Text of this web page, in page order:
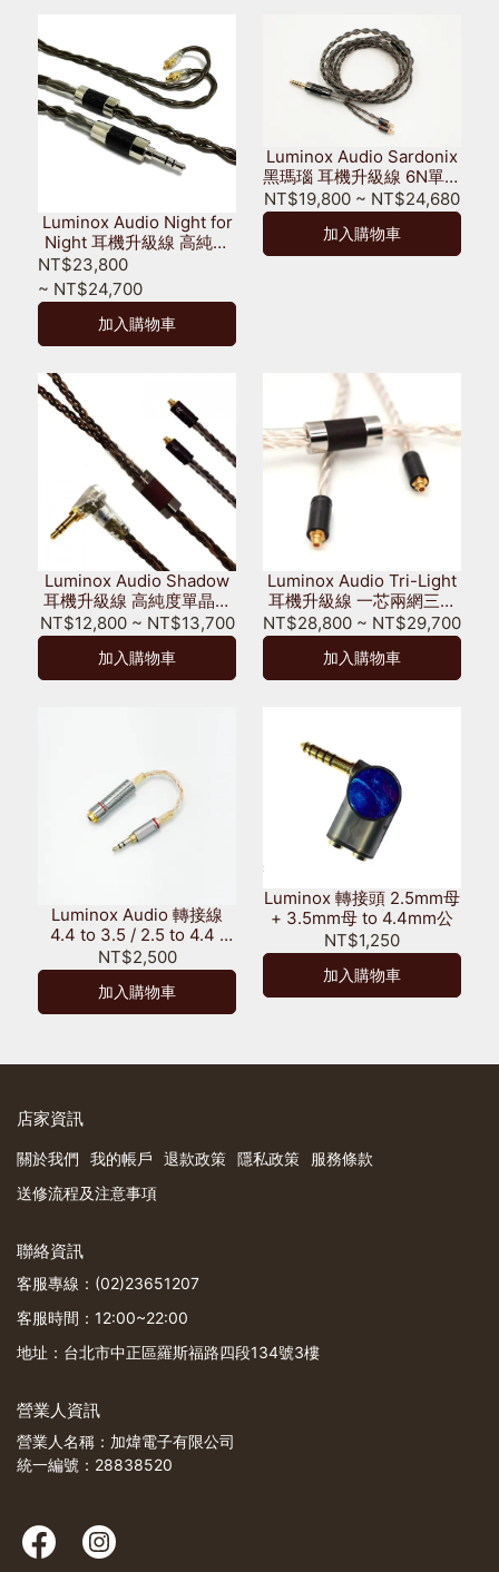
Luminox Audio Night for
Night 耳機升級線 高純度
單晶銅鍍銀 SUPOCC 銅鍍
銀 銅軸結構
NT$23,800
~ NT$24,700
加入購物車
Luminox Audio Sardonix
黑瑪瑙 耳機升級線 6N單晶
銅鍍銀+4N銅鍍銀+銅鍍石
墨烯
NT$19,800 ~ NT$24,680
加入購物車
Luminox Audio Shadow
耳機升級線 高純度單晶銅
UPOCC + 銅鍍銀 混編
NT$12,800~ NT$13,700
加入購物車
Luminox Audio Tri-Light
耳機升級線 一芯兩網三層
銅軸線 OCC單晶銅鍍銀
NT$28,800 ~ NT$29,700
加入購物車
Luminox Audio 轉接線
4.4 to 3.5 / 2.5 to 4.4 /
2.5 to 3.5 mm
NT$2,500
加入購物車
Luminox 轉接頭 2.5mm母
+ 3.5mm母 to 4.4mm公
NT$1,250
加入購物車
店家資訊
關於我們 我的帳戶 退款政策 隱私政策
服務條款
送修流程及注意事項
聯絡資訊
客服專線：(02)23651207
客服時間：12:00~22:00
地址：台北市中正區羅斯福路四段134號3樓
營業人資訊
營業人名稱：加煒電子有限公司
統一編號：28838520